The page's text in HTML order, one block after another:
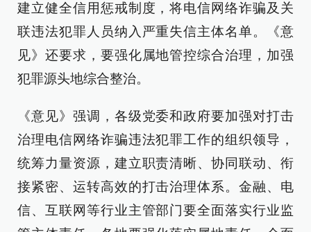
建立健全信用惩戒制度，将电信网络诈骗及关
联违法犯罪人员纳入严重失信主体名单。《意
见》还要求，要强化属地管控综合治理，加强
犯罪源头地综合整治。
《意见》强调，各级党委和政府要加强对打击
治理电信网络诈骗违法犯罪工作的组织领导，
统筹力量资源，建立职责清晰、协同联动、衔
接紧密、运转高效的打击治理体系。金融、电
信、互联网等行业主管部门要全面落实行业监